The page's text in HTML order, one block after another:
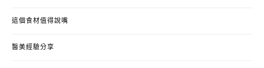
這個食材值得說嘴
醫美經驗分享